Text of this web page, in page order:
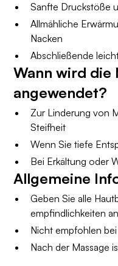
Sanfte Druckstöße
Allmähliche
Nacken
Abschließende
Wann wird die
angewendet?
Zur Linderung von
Steifheit
Wenn Sie tiefe
Bei Erkältung oder
Allgemeine
Geben Sie alle
empfindlichkeiten an
Nicht empfohlen
Nach der Massage